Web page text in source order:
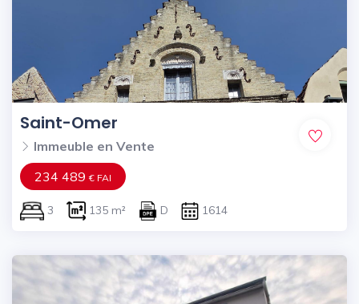
Saint-Omer
Immeuble en Vente
234 489€ FAI
3 135 m² D 1614